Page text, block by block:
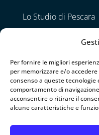
Per fornire le migliori
per memorizzare e/o
consenso a queste
comportamento di
acconsentire o ritirare il
alcune caratteristiche e
Lo Studio di Pescara
Lo Studio di Napoli
Contatti
Seguimi